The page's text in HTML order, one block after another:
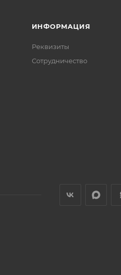
ИНФОРМАЦИЯ
Реквизиты
Сотрудничество